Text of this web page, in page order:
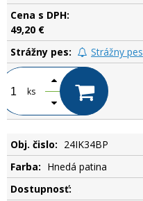
49,20 €
Strážny pes
ks
24IK34BP
Hnedá patina